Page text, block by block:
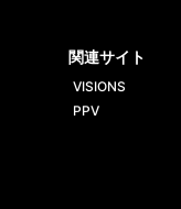
関連サイト
VISIONS
PPV